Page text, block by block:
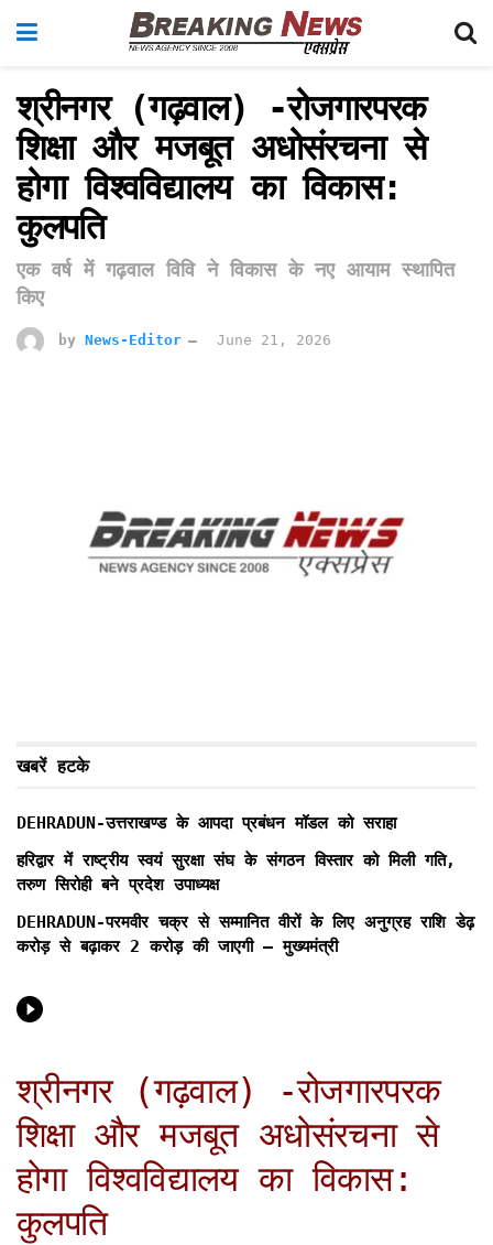
श्रीनगर (गढ़वाल) -रोजगारपरक
शिक्षा और मजबूत अधोसंरचना से
होगा विश्वविद्यालय का विकास:
कुलपति
एक वर्ष में गढ़वाल विवि ने विकास के नए आयाम स्थापित
किए
by News-Editor June 21, 2026
खबरें हटके
DEHRADUN-उत्तराखण्ड के आपदा प्रबंधन मॉडल को सराहा
हरिद्वार में राष्ट्रीय स्वयं सुरक्षा संघ के संगठन विस्तार को मिली गति,
तरुण सिरोही बने प्रदेश उपाध्यक्ष
DEHRADUN-परमवीर चक्र से सम्मानित वीरों के लिए अनुग्रह राशि डेढ़
करोड़ से बढ़ाकर 2 करोड़ की जाएगी – मुख्यमंत्री
श्रीनगर (गढ़वाल) -रोजगारपरक
शिक्षा और मजबूत अधोसंरचना से
होगा विश्वविद्यालय का विकास:
कुलपति